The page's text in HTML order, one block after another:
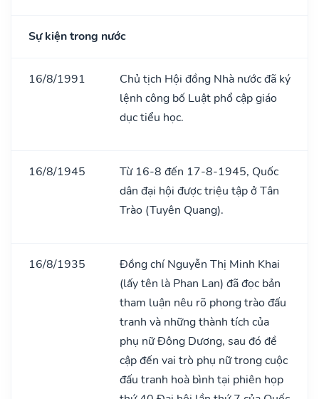
Sự kiện trong nước
16/8/1991
Chủ tịch Hội đồng Nhà nước đã ký
lệnh công bố Luật phổ cập giáo
dục tiểu học.
16/8/1945
Từ 16-8 đến 17-8-1945, Quốc
dân đại hội được triệu tập ở Tân
Trào (Tuyên Quang).
16/8/1935
Đồng chí Nguyễn Thị Minh Khai
(lấy tên là Phan Lan) đã đọc bản
tham luận nêu rõ phong trào đấu
tranh và những thành tích của
phụ nữ Đông Dương, sau đó đề
cập đến vai trò phụ nữ trong cuộc
đấu tranh hoà bình tại phiên họp